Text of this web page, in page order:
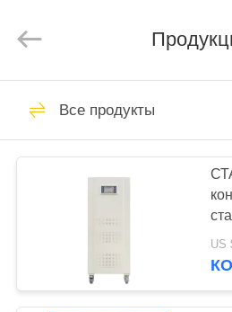
ДОМ
ПРОДУКТЫ
ПУТЕШЕСТВИЕ
поставщик.
Copyright
2025
ECER
мощьности
импульса
Все продукты